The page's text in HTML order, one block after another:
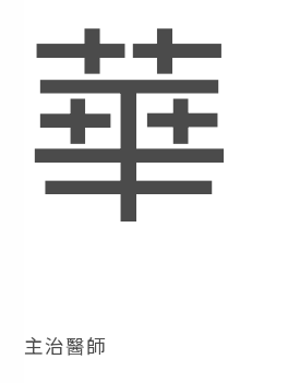
華
主治醫師